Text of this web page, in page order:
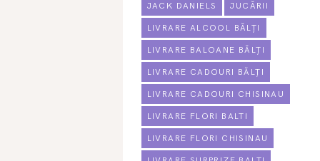
JACK DANIELS JUCĂRII
LIVRARE ALCOOL BĂLȚI
LIVRARE BALOANE BĂLȚI
LIVRARE CADOURI BĂLȚI
LIVRARE CADOURI CHISINAU
LIVRARE FLORI BALTI
LIVRARE FLORI CHISINAU